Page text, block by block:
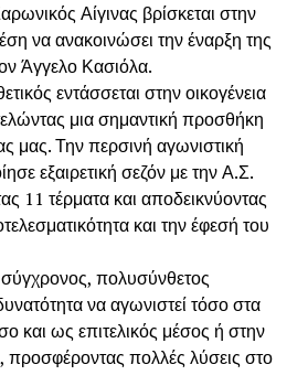
Αίγινας βρίσκεται στην
να ανακοινώσει την έναρξη της
Άγγελο Κασιόλα.
εντάσσεται στην οικογένεια
μια σημαντική προσθήκη
μας. Την περσινή αγωνιστική
εξαιρετική σεζόν με την Α.Σ.
11 τέρματα και αποδεικνύοντας
και την έφεσή του
πολυσύνθετος
να αγωνιστεί τόσο στα
και ως επιτελικός μέσος ή στην
προσφέροντας πολλές λύσεις στο